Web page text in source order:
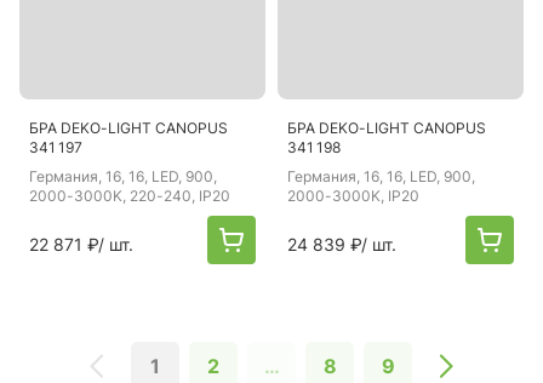
БРА DEKO-LIGHT CANOPUS
341 197
Германия, 16, 16, LED, 900,
2000-3000K, 220-240, IP20
22 871 ₽/ шт.
БРА DEKO-LIGHT CANOPUS
341 198
Германия, 16, 16, LED, 900,
2000-3000K, IP20
24 839 ₽/ шт.
1 2 … 8 9